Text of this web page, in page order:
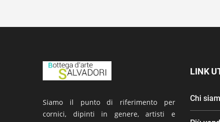
Siamo il punto di riferimento per
cornici, dipinti in genere, artisti e
LINK
Chi